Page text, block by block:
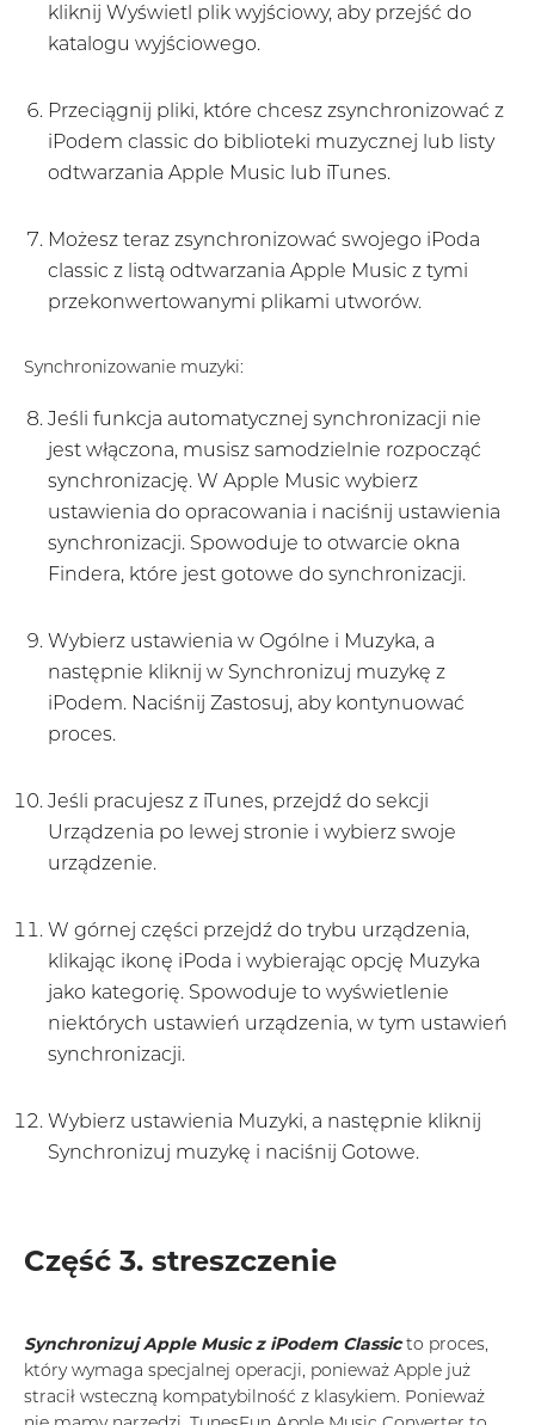
kliknij Wyświetl plik wyjściowy, aby przejść do
katalogu wyjściowego.
Przeciągnij pliki, które chcesz zsynchronizować z
iPodem classic do biblioteki muzycznej lub listy
odtwarzania Apple Music lub iTunes.
Możesz teraz zsynchronizować swojego iPoda
classic z listą odtwarzania Apple Music z tymi
przekonwertowanymi plikami utworów.
Synchronizowanie muzyki:
Jeśli funkcja automatycznej synchronizacji nie
jest włączona, musisz samodzielnie rozpocząć
synchronizację. W Apple Music wybierz
ustawienia do opracowania i naciśnij ustawienia
synchronizacji. Spowoduje to otwarcie okna
Findera, które jest gotowe do synchronizacji.
Wybierz ustawienia w Ogólne i Muzyka, a
następnie kliknij w Synchronizuj muzykę z
iPodem. Naciśnij Zastosuj, aby kontynuować
proces.
Jeśli pracujesz z iTunes, przejdź do sekcji
Urządzenia po lewej stronie i wybierz swoje
urządzenie.
W górnej części przejdź do trybu urządzenia,
klikając ikonę iPoda i wybierając opcję Muzyka
jako kategorię. Spowoduje to wyświetlenie
niektórych ustawień urządzenia, w tym ustawień
synchronizacji.
Wybierz ustawienia Muzyki, a następnie kliknij
Synchronizuj muzykę i naciśnij Gotowe.
Część 3. streszczenie
Synchronizuj Apple Music z iPodem Classicto proces,
który wymaga specjalnej operacji, ponieważ Apple już
stracił wsteczną kompatybilność z klasykiem. Ponieważ